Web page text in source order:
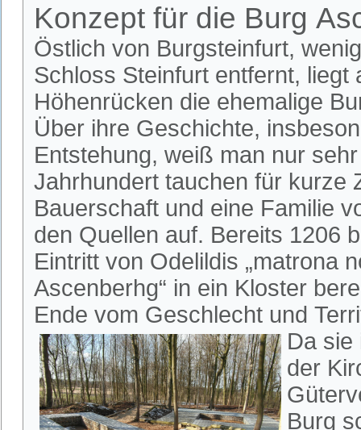
Konzept für die Burg
Östlich von Burgsteinfurt,
Schloss Steinfurt entfernt, liegt
Höhenrücken die ehemalige
Über ihre Geschichte,
Entstehung, weiß man nur
Jahrhundert tauchen für kurze
Bauerschaft und eine Familie
den Quellen auf. Bereits 1206
Eintritt von Odelildis „matrona
Ascenberhg“ in ein Kloster
Ende vom Geschlecht und
Da sie
der
Burg